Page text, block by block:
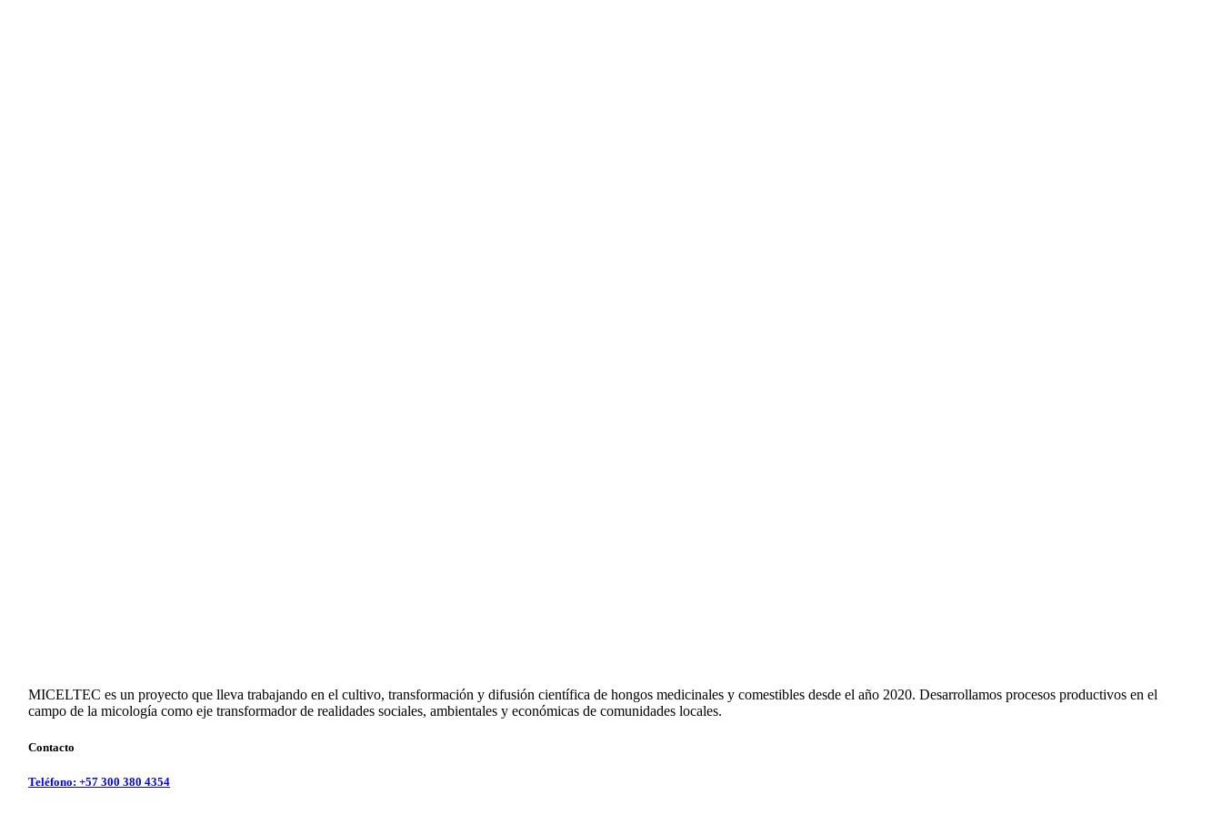
MICELTEC es un proyecto que lleva trabajando en el cultivo, transformación y difusión científica de hongos medicinales y comestibles desde el año 2020. Desarrollamos procesos productivos en el
campo de la micología como eje transformador de realidades sociales, ambientales y económicas de comunidades locales.
Contacto
Teléfono: +57 300 380 4354